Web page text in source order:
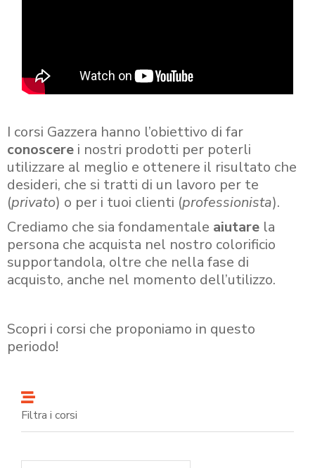
I corsi Gazzera hanno l’obiettivo di far
conoscere i nostri prodotti per poterli
utilizzare al meglio e ottenere il risultato che
desideri, che si tratti di un lavoro per te
(privato) o per i tuoi clienti (professionista).
Crediamo che sia fondamentale aiutare la
persona che acquista nel nostro colorificio
supportandola, oltre che nella fase di
acquisto, anche nel momento dell’utilizzo.
Scopri i corsi che proponiamo in questo
periodo!
Filtra i corsi